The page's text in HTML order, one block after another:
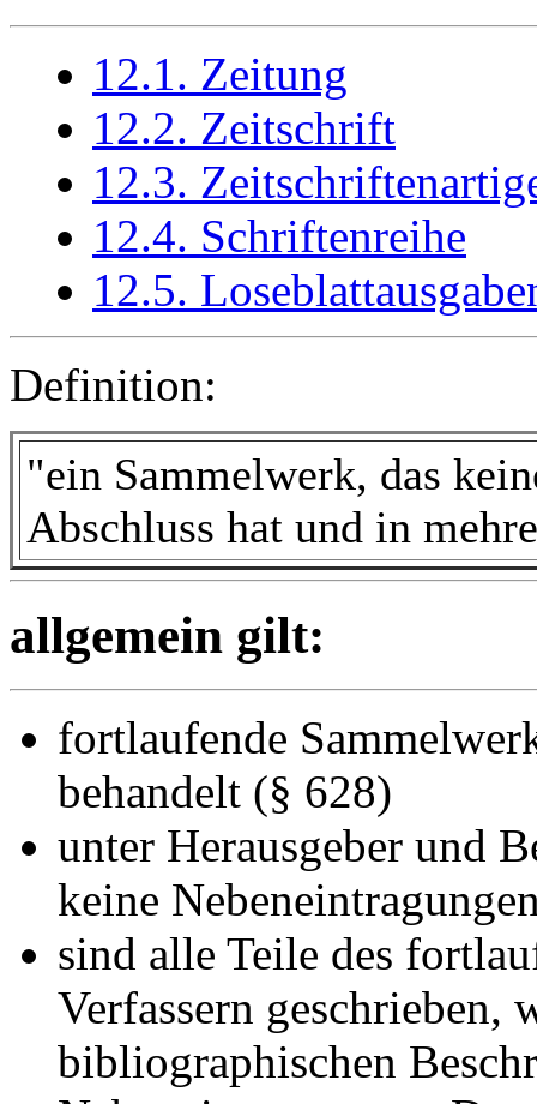
12.1. Zeitung
12.2. Zeitschrift
12.3.
12.4. Schriftenreihe
12.5.
Definition:
"ein Sammelwerk, das
Abschluss hat und in
allgemein gilt:
fortlaufende
behandelt (§ 628)
unter Herausgeber und
keine
sind alle Teile des
Verfassern geschrieben,
bibliographischen